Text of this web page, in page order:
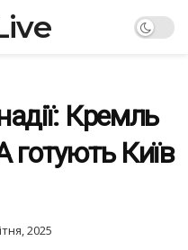
Кремль
готують Київ
2025